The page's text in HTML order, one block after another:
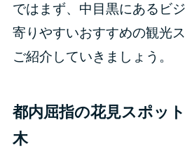
ではまず、中目黒にあるビ
寄りやすいおすすめの観光
ご紹介していきましょう。
都内屈指の花見スポッ
木